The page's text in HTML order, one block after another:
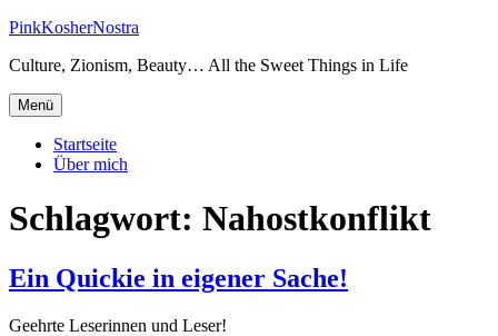
Zum
springen
PinkKosherNostra
Culture, Zionism, Beauty… All the Sweet Things in Life
Menü
Startseite
Über mich
Schlagwort: Nahostkonflikt
Ein Quickie in eigener Sache!
Geehrte Leserinnen und Leser!